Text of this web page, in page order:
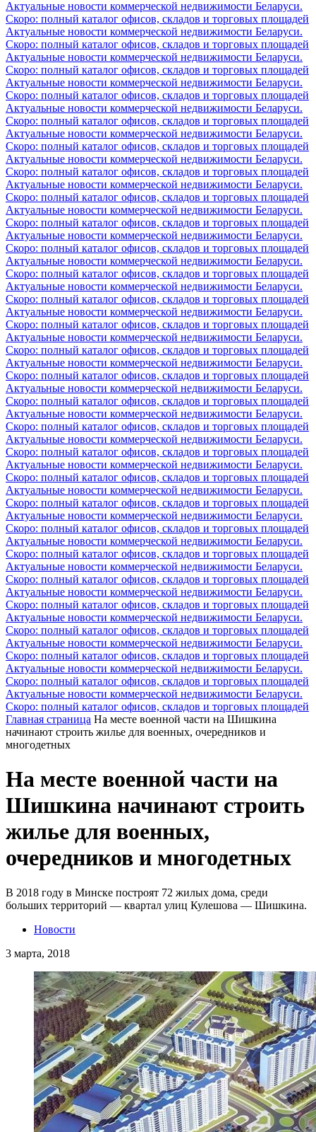
Актуальные новости коммерческой недвижимости Беларуси.
Скоро: полный каталог офисов, складов и торговых площадей
Актуальные новости коммерческой недвижимости Беларуси.
Скоро: полный каталог офисов, складов и торговых площадей
Актуальные новости коммерческой недвижимости Беларуси.
Скоро: полный каталог офисов, складов и торговых площадей
Актуальные новости коммерческой недвижимости Беларуси.
Скоро: полный каталог офисов, складов и торговых площадей
Актуальные новости коммерческой недвижимости Беларуси.
Скоро: полный каталог офисов, складов и торговых площадей
Актуальные новости коммерческой недвижимости Беларуси.
Скоро: полный каталог офисов, складов и торговых площадей
Актуальные новости коммерческой недвижимости Беларуси.
Скоро: полный каталог офисов, складов и торговых площадей
Актуальные новости коммерческой недвижимости Беларуси.
Скоро: полный каталог офисов, складов и торговых площадей
Актуальные новости коммерческой недвижимости Беларуси.
Скоро: полный каталог офисов, складов и торговых площадей
Актуальные новости коммерческой недвижимости Беларуси.
Скоро: полный каталог офисов, складов и торговых площадей
Актуальные новости коммерческой недвижимости Беларуси.
Скоро: полный каталог офисов, складов и торговых площадей
Актуальные новости коммерческой недвижимости Беларуси.
Скоро: полный каталог офисов, складов и торговых площадей
Актуальные новости коммерческой недвижимости Беларуси.
Скоро: полный каталог офисов, складов и торговых площадей
Актуальные новости коммерческой недвижимости Беларуси.
Скоро: полный каталог офисов, складов и торговых площадей
Актуальные новости коммерческой недвижимости Беларуси.
Скоро: полный каталог офисов, складов и торговых площадей
Актуальные новости коммерческой недвижимости Беларуси.
Скоро: полный каталог офисов, складов и торговых площадей
Актуальные новости коммерческой недвижимости Беларуси.
Скоро: полный каталог офисов, складов и торговых площадей
Актуальные новости коммерческой недвижимости Беларуси.
Скоро: полный каталог офисов, складов и торговых площадей
Актуальные новости коммерческой недвижимости Беларуси.
Скоро: полный каталог офисов, складов и торговых площадей
Актуальные новости коммерческой недвижимости Беларуси.
Скоро: полный каталог офисов, складов и торговых площадей
Актуальные новости коммерческой недвижимости Беларуси.
Скоро: полный каталог офисов, складов и торговых площадей
Актуальные новости коммерческой недвижимости Беларуси.
Скоро: полный каталог офисов, складов и торговых площадей
Актуальные новости коммерческой недвижимости Беларуси.
Скоро: полный каталог офисов, складов и торговых площадей
Актуальные новости коммерческой недвижимости Беларуси.
Скоро: полный каталог офисов, складов и торговых площадей
Актуальные новости коммерческой недвижимости Беларуси.
Скоро: полный каталог офисов, складов и торговых площадей
Актуальные новости коммерческой недвижимости Беларуси.
Скоро: полный каталог офисов, складов и торговых площадей
Актуальные новости коммерческой недвижимости Беларуси.
Скоро: полный каталог офисов, складов и торговых площадей
Актуальные новости коммерческой недвижимости Беларуси.
Скоро: полный каталог офисов, складов и торговых площадей
Главная страница На месте военной части на Шишкина
начинают строить жилье для военных, очередников и
многодетных
На месте военной части на
Шишкина начинают строить
жилье для военных,
очередников и многодетных
В 2018 году в Минске построят 72 жилых дома, среди
больших территорий — квартал улиц Кулешова — Шишкина.
Новости
3 марта, 2018